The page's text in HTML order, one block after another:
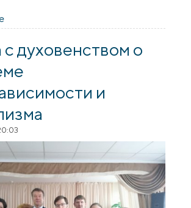
"Неупиваемая Чаша" братчики общества
трезвости
духовенством о
и